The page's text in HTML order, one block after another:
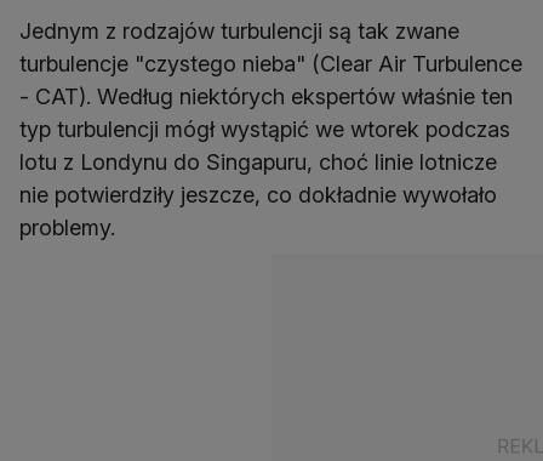
Jednym z rodzajów turbulencji są tak zwane
turbulencje "czystego nieba" (Clear Air Turbulence
- CAT). Według niektórych ekspertów właśnie ten
typ turbulencji mógł wystąpić we wtorek podczas
lotu z Londynu do Singapuru, choć linie lotnicze
nie potwierdziły jeszcze, co dokładnie wywołało
problemy.